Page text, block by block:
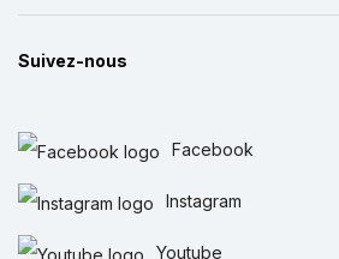
Suivez-nous
Facebook
Instagram
Youtube